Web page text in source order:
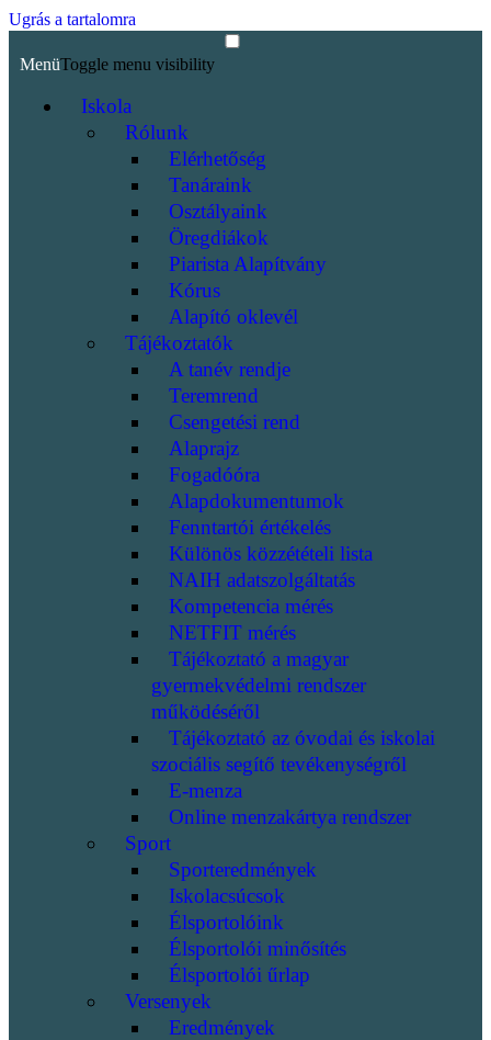
Ugrás a tartalomra
MenüToggle menu visibility
Iskola
Rólunk
Elérhetőség
Tanáraink
Osztályaink
Öregdiákok
Piarista Alapítvány
Kórus
Alapító oklevél
Tájékoztatók
A tanév rendje
Teremrend
Csengetési rend
Alaprajz
Fogadóóra
Alapdokumentumok
Fenntartói értékelés
Különös közzétételi lista
NAIH adatszolgáltatás
Kompetencia mérés
NETFIT mérés
Tájékoztató a magyar
gyermekvédelmi rendszer
működéséről
Tájékoztató az óvodai és iskolai
szociális segítő tevékenységről
E-menza
Online menzakártya rendszer
Sport
Sporteredmények
Iskolacsúcsok
Élsportolóink
Élsportolói minősítés
Élsportolói űrlap
Versenyek
Eredmények